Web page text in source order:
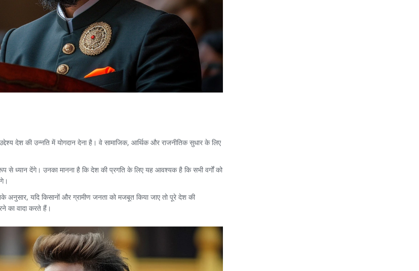
देश की उन्नति में योगदान देना है। वे सामाजिक, आर्थिक और राजनीतिक सुधार के लिए
ध्यान देंगे। उनका मानना है कि देश की प्रगति के लिए यह आवश्यक है कि सभी वर्गों को
अनुसार, यदि किसानों और ग्रामीण जनता को मजबूत किया जाए तो पूरे देश की
का वादा करते हैं।